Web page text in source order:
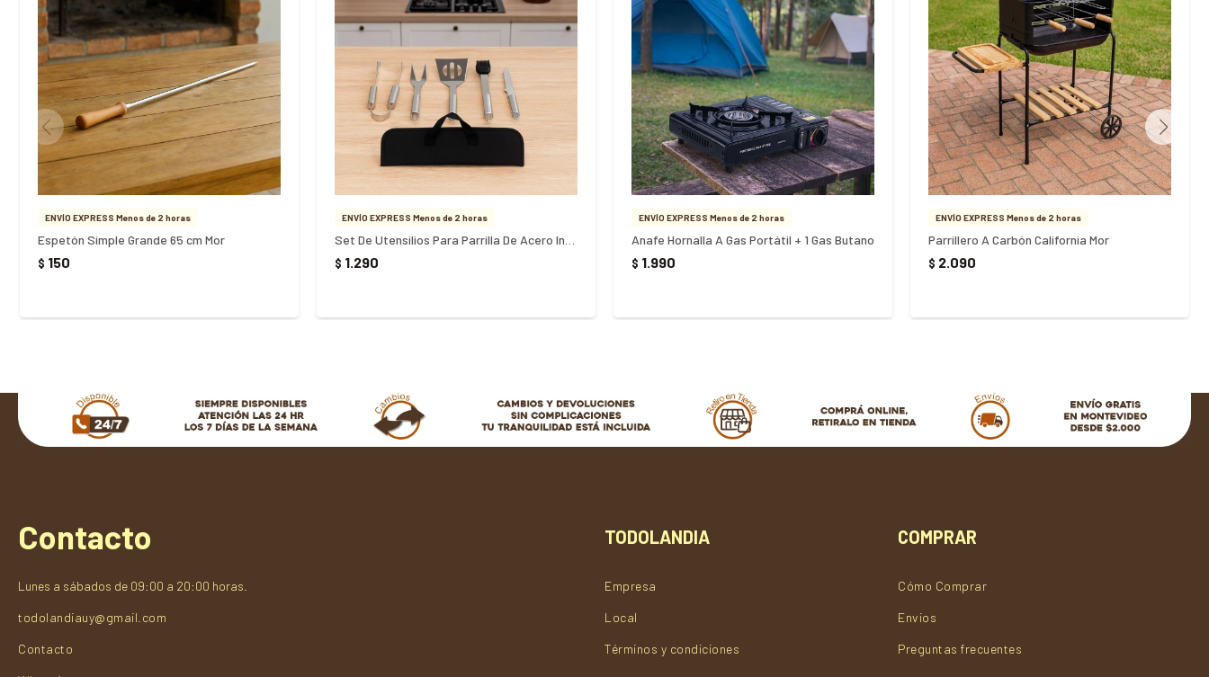
ENVÍO EXPRESS Menos de 2 horas
Espetón Simple Grande 65 cm Mor
$ 150
ENVÍO EXPRESS Menos de 2 horas
$ 1.290
ENVÍO EXPRESS Menos de 2 horas
Anafe Hornalla A Gas Portátil + 1 Gas Butano
$ 1.990
ENVÍO EXPRESS Menos de 2 horas
Parrillero A Carbón California Mor
$ 2.090
Contacto
Lunes a sábados de 09:00 a 20:00 horas.
todolandiauy@gmail.com
Contacto
TODOLANDIA
Empresa
Local
Términos y condiciones
COMPRAR
Cómo Comprar
Envios
Preguntas frecuentes